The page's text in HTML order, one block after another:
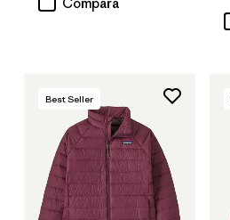
Best Seller